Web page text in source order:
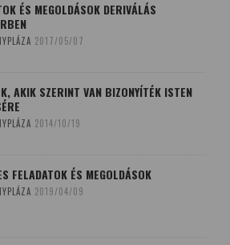
ÉS MEGOLDÁSOK DERIVÁLÁS
2017/05/07
AKIK SZERINT VAN BIZONYÍTÉK ISTEN
2014/10/19
FELADATOK ÉS MEGOLDÁSOK
2019/04/09